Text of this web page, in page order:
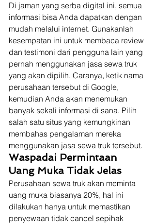
Di jaman yang serba digital ini, semua
informasi bisa Anda dapatkan dengan
mudah melalui internet. Gunakanlah
kesempatan ini untuk membaca review
dan testimoni dari pengguna lain yang
pernah menggunakan jasa sewa truk
yang akan dipilih. Caranya, ketik nama
perusahaan tersebut di Google,
kemudian Anda akan menemukan
banyak sekali informasi di sana. Pilih
salah satu situs yang kemungkinan
membahas pengalaman mereka
menggunakan jasa sewa truk tersebut.
Waspadai Permintaan
Uang Muka Tidak Jelas
Perusahaan sewa truk akan meminta
uang muka biasanya 20%, hal ini
dilakukan hanya untuk memastikan
penyewaan tidak cancel sepihak